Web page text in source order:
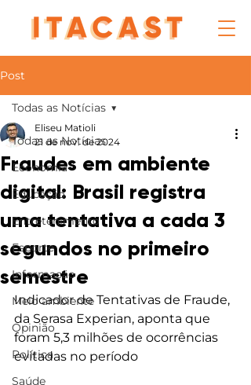
Post
Todas as Notícias
Economia
Educação
Entretenimento
Esporte
Informação
Meio ambiente
Opinião
Política
Saúde
Todas as Notícias
Fraudes em ambiente
digital: Brasil registra
uma tentativa a cada 3
segundos no primeiro
semestre
Eliseu Matioli
21 de nov. de 2024
Indicador de Tentativas de Fraude,
da Serasa Experian, aponta que
foram 5,3 milhões de ocorrências
evitadas no período